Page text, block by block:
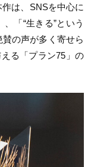
は、 SNSを中心に
、「“生きる”という
の声が多く寄せら
る「プラン75 」の